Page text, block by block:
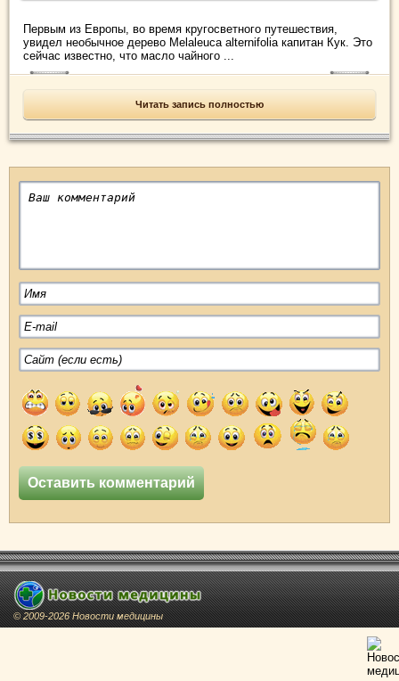
Первым из Европы, во время кругосветного путешествия,
увидел необычное дерево Melaleuca alternifolia капитан Кук. Это
сейчас известно, что масло чайного ...
Читать запись полностью
© 2009-2026 Новости медицины